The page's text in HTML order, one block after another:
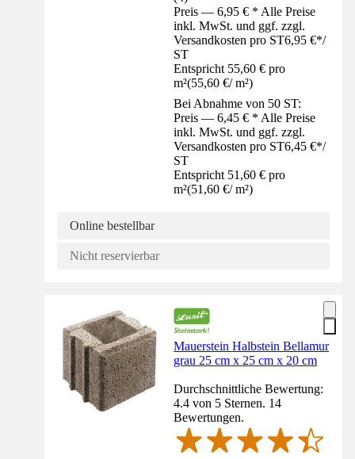
Preis — 6,95 € * Alle Preise
inkl. MwSt. und ggf. zzgl.
Versandkosten pro ST6,95 €*/
ST
Entspricht 55,60 € pro
m²(55,60 €/ m²)
Bei Abnahme von 50 ST:
Preis — 6,45 € * Alle Preise
inkl. MwSt. und ggf. zzgl.
Versandkosten pro ST6,45 €*/
ST
Entspricht 51,60 € pro
m²(51,60 €/ m²)
Online bestellbar
Nicht reservierbar
Mauerstein Halbstein Bellamur
grau 25 cm x 25 cm x 20 cm
Durchschnittliche Bewertung:
4.4 von 5 Sternen. 14
Bewertungen.